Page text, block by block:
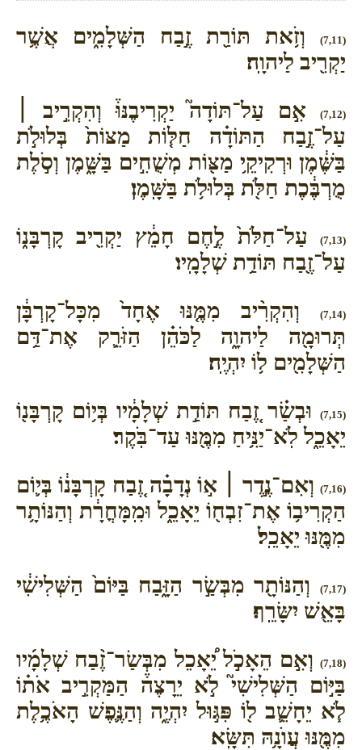
(7,11)
וְזֹ֥את תּוֹרַ֖ת זֶ֣בַח הַשְּׁלָמִ֑ים אֲשֶׁ֥ר
יַקְרִ֖יב לַיהוָֽה׃
(7,12)
אִ֣ם עַל־תּוֹדָה֮ יַקְרִיבֶנּוּ֒ וְהִקְרִ֣יב ׀
עַל־זֶ֣בַח הַתּוֹדָ֗ה חַלּ֤וֹת מַצּוֹת֙ בְּלוּלֹ֣ת
בַּשֶּׁ֔מֶן וּרְקִיקֵ֥י מַצּ֖וֹת מְשֻׁחִ֣ים בַּשָּׁ֑מֶן וְסֹ֣לֶת
מֻרְבֶּ֔כֶת חַלֹּ֖ת בְּלוּלֹ֥ת בַּשָּֽׁמֶן׃
(7,13)
עַל־חַלֹּת֙ לֶ֣חֶם חָמֵ֔ץ יַקְרִ֖יב קָרְבָּנ֑וֹ
עַל־זֶ֖בַח תּוֹדַ֥ת שְׁלָמָֽיו׃
(7,14)
וְהִקְרִ֨יב מִמֶּ֤נּוּ אֶחָד֙ מִכָּל־קָרְבָּ֔ן
תְּרוּמָ֖ה לַיהוָ֑ה לַכֹּהֵ֗ן הַזֹּרֵ֛ק אֶת־דַּ֥ם
הַשְּׁלָמִ֖ים ל֥וֹ יִהְיֶֽה׃
(7,15)
וּבְשַׂ֗ר זֶ֚בַח תּוֹדַ֣ת שְׁלָמָ֔יו בְּי֥וֹם קָרְבָּנ֖וֹ
יֵאָכֵ֑ל לֹֽא־יַנִּ֥יחַ מִמֶּ֖נּוּ עַד־בֹּֽקֶר׃
(7,16)
וְאִם־נֶ֣דֶר ׀ א֣וֹ נְדָבָ֗ה זֶ֚בַח קָרְבָּנ֔וֹ בְּי֛וֹם
הַקְרִיב֥וֹ אֶת־זִבְח֖וֹ יֵאָכֵ֑ל וּמִֽמָּחֳרָ֔ת וְהַנּוֹתָ֥ר
מִמֶּ֖נּוּ יֵאָכֵֽל׃
(7,17)
וְהַנּוֹתָ֖ר מִבְּשַׂ֣ר הַזָּ֑בַח בַּיּוֹם֙ הַשְּׁלִישִׁ֔י
בָּאֵ֖שׁ יִשָּׂרֵֽף׃
(7,18)
וְאִ֣ם הֵאָכֹ֣ל יֵ֠אָכֵל מִבְּשַׂר־זֶ֨בַח שְׁלָמָ֜יו
בַּיּ֣וֹם הַשְּׁלִישִׁי֮ לֹ֣א יֵרָצֶה֒ הַמַּקְרִ֣יב אֹת֗וֹ
לֹ֧א יֵחָשֵׁ֛ב ל֖וֹ פִּגּ֣וּל יִהְיֶ֑ה וְהַנֶּ֛פֶשׁ הָאֹכֶ֥לֶת
מִמֶּ֖נּוּ עֲוֺנָ֥הּ תִּשָּֽׂא׃